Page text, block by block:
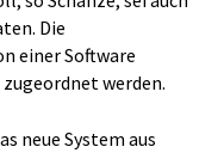
Die
einer Software
werden.
neue System aus